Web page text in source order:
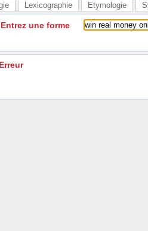
Lexicographie Etymologie
Entrez une forme
Erreur